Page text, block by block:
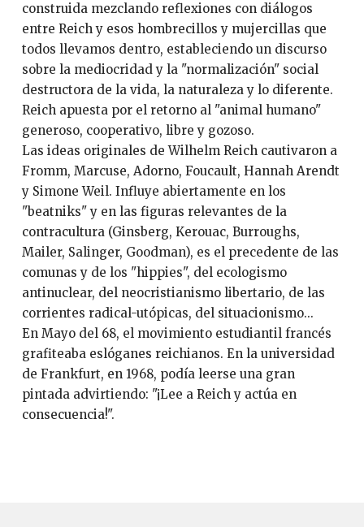
construida mezclando reflexiones con diálogos
entre Reich y esos hombrecillos y mujercillas que
todos llevamos dentro, estableciendo un discurso
sobre la mediocridad y la "normalización" social
destructora de la vida, la naturaleza y lo diferente.
Reich apuesta por el retorno al "animal humano"
generoso, cooperativo, libre y gozoso.
Las ideas originales de Wilhelm Reich cautivaron a
Fromm, Marcuse, Adorno, Foucault, Hannah Arendt
y Simone Weil. Influye abiertamente en los
"beatniks" y en las figuras relevantes de la
contracultura (Ginsberg, Kerouac, Burroughs,
Mailer, Salinger, Goodman), es el precedente de las
comunas y de los "hippies", del ecologismo
antinuclear, del neocristianismo libertario, de las
corrientes radical-utópicas, del situacionismo...
En Mayo del 68, el movimiento estudiantil francés
grafiteaba eslóganes reichianos. En la universidad
de Frankfurt, en 1968, podía leerse una gran
pintada advirtiendo: "¡Lee a Reich y actúa en
consecuencia!".